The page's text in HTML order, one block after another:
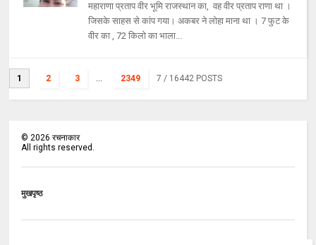
महाराणा प्रताप वीर भूमि राजस्थान का, वह वीर प्रताप राणा था ।
जिसके साहस से कांप गया। अकबर ने लोहा माना था । 7 फुट के
वीर का , 72 किलो का भाला...
1 2 3 ... 2349 7 / 16442 POSTS
©2026 रचनाकार
All rights reserved.
मुखपृष्ठ